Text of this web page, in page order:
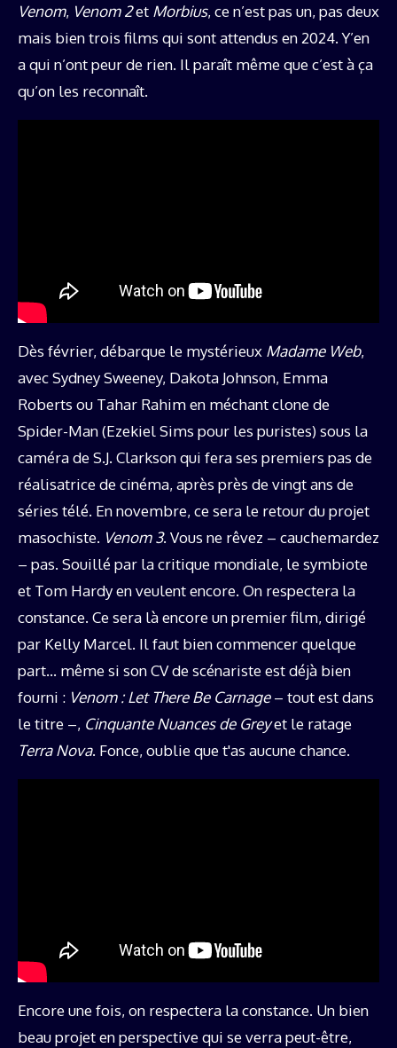
Venom, Venom 2et Morbius, ce n’est pas un, pas deux
mais bien trois films qui sont attendus en 2024. Y’en
a qui n’ont peur de rien. Il paraît même que c’est à ça
qu’on les reconnaît.
Dès février, débarque le mystérieux Madame Web,
avec Sydney Sweeney, Dakota Johnson, Emma
Roberts ou Tahar Rahim en méchant clone de
Spider-Man (Ezekiel Sims pour les puristes) sous la
caméra de S.J. Clarkson qui fera ses premiers pas de
réalisatrice de cinéma, après près de vingt ans de
séries télé. En novembre, ce sera le retour du projet
masochiste. Venom 3. Vous ne rêvez – cauchemardez
– pas. Souillé par la critique mondiale, le symbiote
et Tom Hardy en veulent encore. On respectera la
constance. Ce sera là encore un premier film, dirigé
par Kelly Marcel. Il faut bien commencer quelque
part… même si son CV de scénariste est déjà bien
fourni : Venom : Let There Be Carnage– tout est dans
le titre –, Cinquante Nuances de Greyet le ratage
Terra Nova. Fonce, oublie que t'as aucune chance.
Encore une fois, on respectera la constance. Un bien
beau projet en perspective qui se verra peut-être,